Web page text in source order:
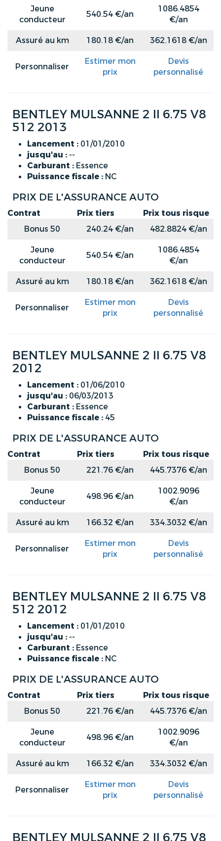
Jeune
conducteur
540.54 €/an
1086.4854
€/an
Assuré au km
180.18 €/an 362.1618 €/an
Personnaliser
Estimer mon
prix
Devis
personnalisé
BENTLEY MULSANNE 2 II 6.75 V8
512 2013
Lancement : 01/01/2010
jusqu'au : --
Carburant : Essence
Puissance fiscale : NC
PRIX DE L'ASSURANCE AUTO
Contrat Prix tiers
Prix tous risque
Bonus 50
240.24 €/an
482.8824 €/an
Jeune
conducteur
540.54 €/an
1086.4854
€/an
Assuré au km
180.18 €/an 362.1618 €/an
Personnaliser
Estimer mon
prix
Devis
personnalisé
BENTLEY MULSANNE 2 II 6.75 V8
2012
Lancement : 01/06/2010
jusqu'au : 06/03/2013
Carburant : Essence
Puissance fiscale : 45
PRIX DE L'ASSURANCE AUTO
Contrat Prix tiers
Prix tous risque
Bonus 50
221.76 €/an
445.7376 €/an
Jeune
conducteur
498.96 €/an
1002.9096
€/an
Assuré au km
166.32 €/an 334.3032 €/an
Personnaliser
Estimer mon
prix
Devis
personnalisé
BENTLEY MULSANNE 2 II 6.75 V8
512 2012
Lancement : 01/01/2010
jusqu'au : --
Carburant : Essence
Puissance fiscale : NC
PRIX DE L'ASSURANCE AUTO
Contrat Prix tiers
Prix tous risque
Bonus 50
221.76 €/an
445.7376 €/an
Jeune
conducteur
498.96 €/an
1002.9096
€/an
Assuré au km
166.32 €/an 334.3032 €/an
Personnaliser
Estimer mon
prix
Devis
personnalisé
BENTLEY MULSANNE 2 II 6.75 V8